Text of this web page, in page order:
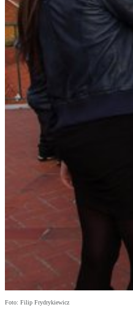
Foto: Filip Frydrykiewicz